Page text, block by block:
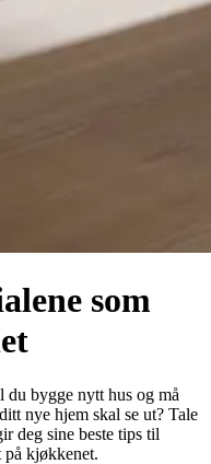
som
du bygge nytt hus og må
nye hjem skal se ut? Tale
deg sine beste tips til
på kjøkkenet.